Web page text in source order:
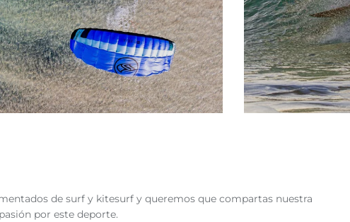
de surf y kitesurf y queremos que compartas nuestra
pasión por este deporte.